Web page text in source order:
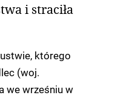
i straciła
którego
(woj.
we wrześniu w